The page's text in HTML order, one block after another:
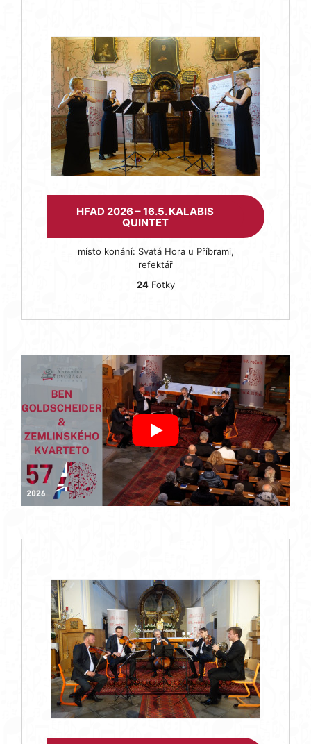
HFAD 2026 – 16.5. KALABIS
QUINTET
místo konání: Svatá Hora u Příbrami,
refektář
24Fotky